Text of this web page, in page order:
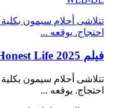
تتلاشى أحلام سيمون
احتجاج. يوقعه ...
فيلم An Honest Life 2025 مترجم HD
تتلاشى أحلام سيمون
احتجاج. يوقعه ...